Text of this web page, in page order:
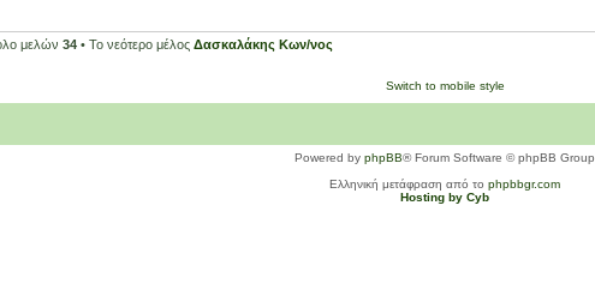
μελών 34 • Το νεότερο μέλος Δασκαλάκης Κων/νος
Switch to mobile style
Powered by phpBB® Forum Software © phpBB Group
Ελληνική μετάφραση από το phpbbgr.com
Hosting by Cyb